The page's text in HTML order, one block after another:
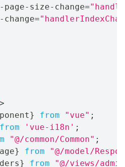
- page- size- change=
- change=
>
} from "vue" ;
from 'vue-i18n' ;
"@/common/Common" ;
} from
"@/model/
} from
"@/views/